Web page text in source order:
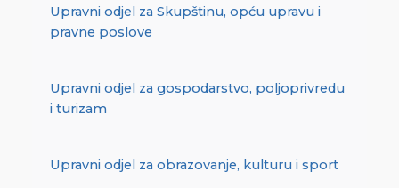
Upravni odjel za Skupštinu, opću upravu i
pravne poslove
Upravni odjel za gospodarstvo, poljoprivredu
i turizam
Upravni odjel za obrazovanje, kulturu i sport